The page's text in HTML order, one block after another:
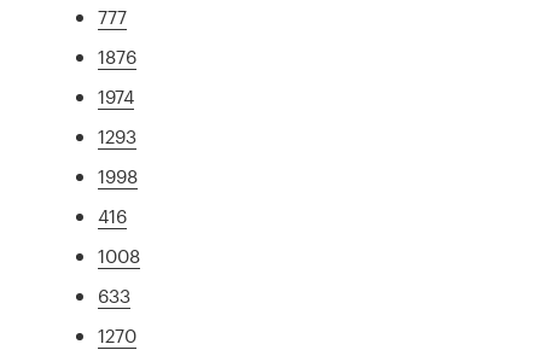
777
1876
1974
1293
1998
416
1008
633
1270